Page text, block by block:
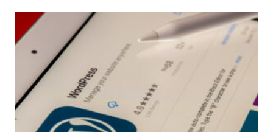
una
una
WordCamp